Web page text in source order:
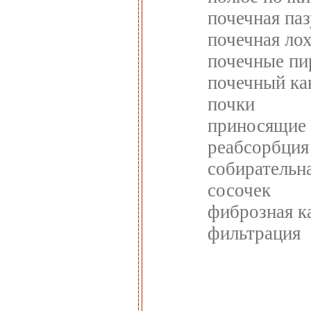
почечная
почечная
почечные
почечный
почки
приносящие
реабсорбция
сосочек
фиброзная
фильтрация